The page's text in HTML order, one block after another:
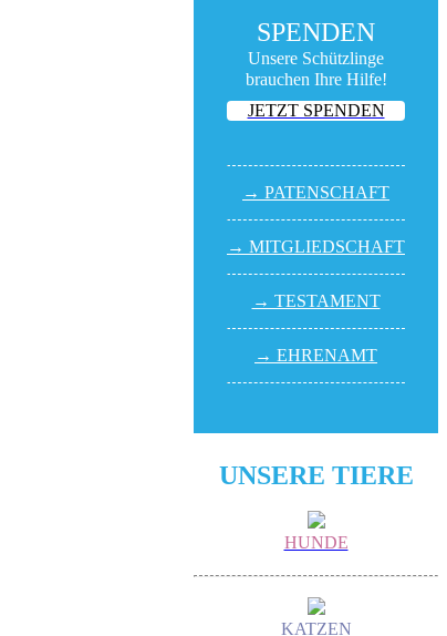
SPENDEN
Unsere Schützlinge
brauchen Ihre Hilfe!
JETZT SPENDEN
→ PATEN­SCHAFT
→ MITGLIED­SCHAFT
→ TESTA­MENT
→ EHREN­AMT
UNSERE TIERE
HUNDE
KATZEN